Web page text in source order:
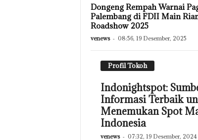
Dongeng Rempah Warnai
Palembang di FDII Main
Roadshow 2025
venews - 08:56, 19 Desember, 2025
Profil Tokoh
Indonightspot:
Informasi Terbaik
Menemukan Spot
Indonesia
venews - 07:32, 19 Desember, 2024